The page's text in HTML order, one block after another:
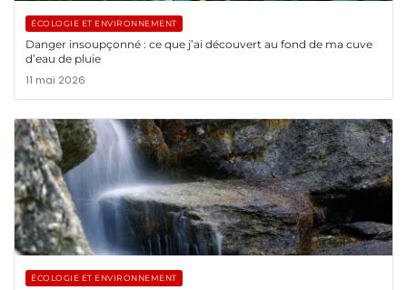
ÉCOLOGIE ET ENVIRONNEMENT
Danger insoupçonné : ce que j’ai découvert au fond de ma cuve
d’eau de pluie
11 mai 2026
ÉCOLOGIE ET ENVIRONNEMENT